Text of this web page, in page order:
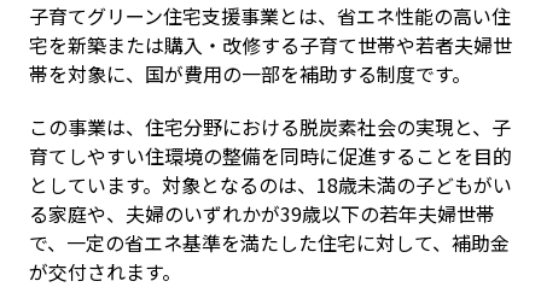
子育てグリーン住宅支援事業とは、省エネ性能の高い住
宅を新築または購入・改修する子育て世帯や若者夫婦世
帯を対象に、国が費用の一部を補助する制度です。
この事業は、住宅分野における脱炭素社会の実現と、子
育てしやすい住環境の整備を同時に促進することを目的
としています。対象となるのは、18歳未満の子どもがい
る家庭や、夫婦のいずれかが39歳以下の若年夫婦世帯
で、一定の省エネ基準を満たした住宅に対して、補助金
が交付されます。